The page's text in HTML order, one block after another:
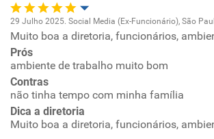
Recomenda a diretoria
Oportunidade de promoção
Ambiente de trabalho
Conciliação com a vida familiar
29 Julho 2025. Social Media (Ex-Funcionário), São
Muito boa a diretoria, funcionários,
Prós
ambiente de trabalho muito bom
Contras
não tinha tempo com minha família
Dica a diretoria
Muito boa a diretoria, funcionários,